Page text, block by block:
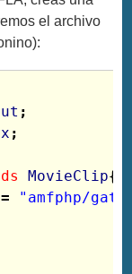
el archivo
;
;
MovieClip{
=
"amfphp/